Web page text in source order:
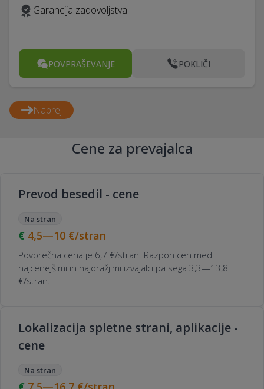
Garancija zadovoljstva
POVPRAŠEVANJE POKLIČI
Naprej
Cene za prevajalca
Prevod besedil - cene
Na stran
4,5—10 €/stran
Povprečna cena je 6,7 €/stran. Razpon cen med
najcenejšimi in najdražjimi izvajalci pa sega 3,3—13,8
€/stran.
Lokalizacija spletne strani, aplikacije -
cene
Na stran